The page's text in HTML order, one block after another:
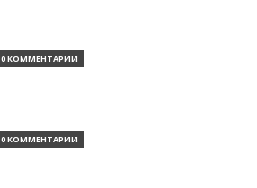
0 КОММЕНТАРИИ
0 КОММЕНТАРИИ